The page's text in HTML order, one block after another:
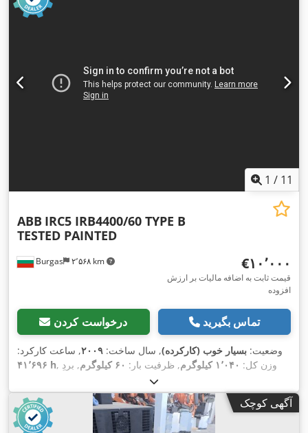
1 / 11
Burgas ۲٬۵۶۸ km
ABB IRC5 IRB4400/60 TYPE B
TESTED PAINTED
‎€۱۰٬۰۰۰
قیمت ثابت به اضافه مالیات بر ارزش
افزوده
درخواست کردن تماس بگیرید
وضعیت: بسیار خوب (کارکرده), سال ساخت: ۲۰۰۹, ساعت کارکرد:
۴۱٬۶۹۶ h
, وزن کل: ۱٬۰۴۰ کیلوگرم , ظرفیت بار: ۶۰ کیلوگرم
, بردِ
بازو:
آگهی کوچک